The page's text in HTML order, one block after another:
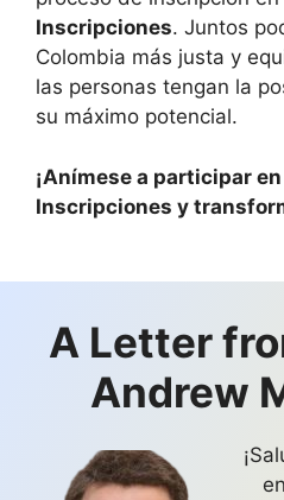
Inscripciones. Juntos
Colombia más justa y
las personas tengan la
su máximo potencial.
¡Anímese a participar
Inscripciones y
A Letter
Andrew